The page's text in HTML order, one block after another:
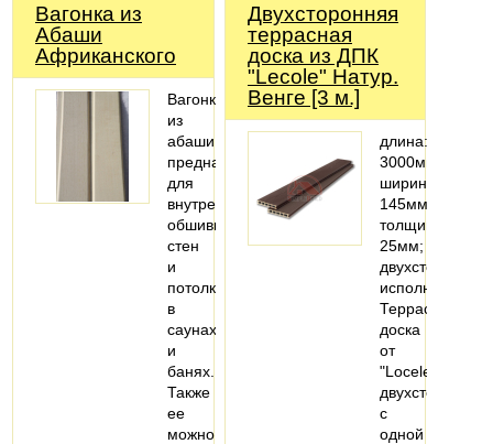
Вагонка из
Абаши
Африканского
Вагонка
из
абаши
предназначена
для
внутренней
обшивки
стен
и
потолков
в
саунах
и
банях.
Также
ее
можно
Двухсторонняя
террасная
доска из ДПК
"Lecole" Натур.
Венге [3 м.]
длина:
3000мм;
ширина:
145мм;
толщина:
25мм;
двухстороннее
исполнение
Террасная
доска
от
"Locele"
двухсторонняя:
с
одной